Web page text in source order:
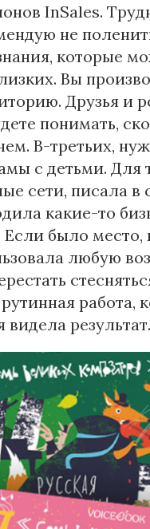
InSales.
не
которые
Вы
Друзья и
понимать,
В-третьих,
с детьми. Для
сети, писала в
какие-то
было место,
любую
работа,
результат.